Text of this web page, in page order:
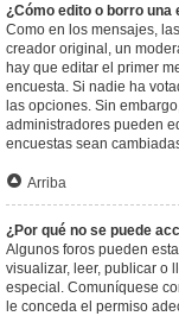
¿Cómo edito o borro una
Como en los mensajes,
creador original, un
hay que editar el primer
encuesta. Si nadie ha
las opciones. Sin
administradores pueden
encuestas sean
Arriba
¿Por qué no se puede
Algunos foros pueden
visualizar, leer, publicar o
especial. Comuníquese
le conceda el permiso